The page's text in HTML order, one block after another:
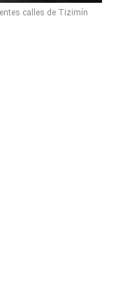
calles de Tizimín